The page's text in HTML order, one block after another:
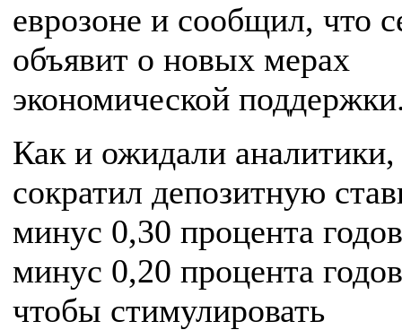
еврозоне и сообщил, что
объявит о новых мерах
экономической
Как и ожидали
сократил депозитную
минус 0,30 процента
минус 0,20 процента
чтобы стимулировать